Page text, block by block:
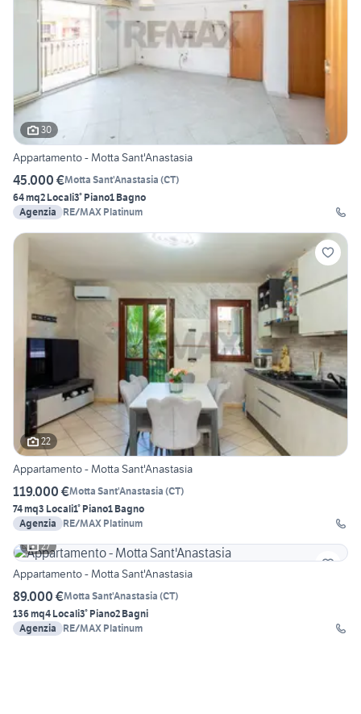
30
Appartamento - Motta Sant'Anastasia
45.000 €Motta Sant'Anastasia (CT)
64 mq2 Locali3° Piano1 Bagno
Agenzia
RE/MAX Platinum
22
Appartamento - Motta Sant'Anastasia
119.000 €Motta Sant'Anastasia (CT)
74 mq3 Locali1° Piano1 Bagno
Agenzia
RE/MAX Platinum
27
Appartamento - Motta Sant'Anastasia
89.000 €Motta Sant'Anastasia (CT)
136 mq4 Locali3° Piano2 Bagni
Agenzia
RE/MAX Platinum